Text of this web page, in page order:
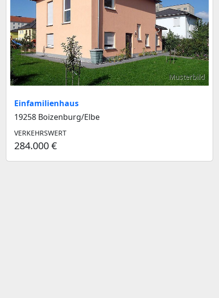
Musterbild
Einfamilienhaus
19258 Boizenburg/Elbe
VERKEHRSWERT
284.000 €